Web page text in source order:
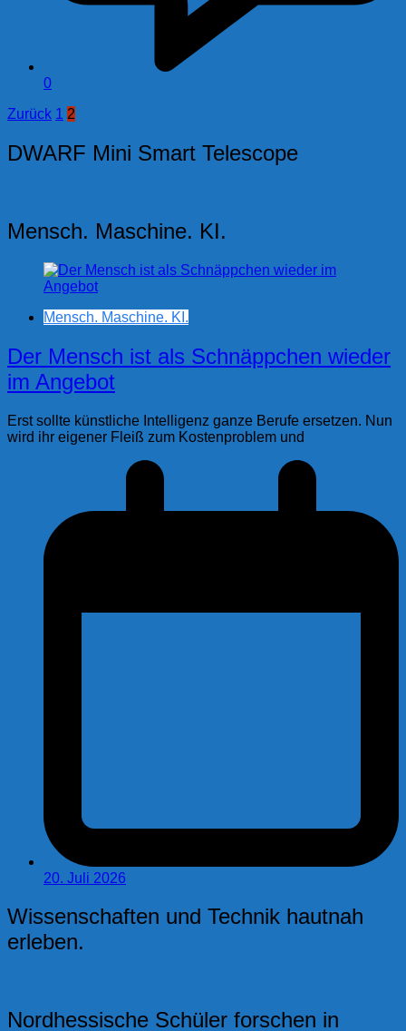
0
Seitennummerierung
der
Beiträge
Zurück 1 2
DWARF Mini Smart Telescope
Mensch. Maschine. KI.
Mensch. Maschine. KI.
Der Mensch ist als Schnäppchen wieder
im Angebot
Erst sollte künstliche Intelligenz ganze Berufe ersetzen. Nun
wird ihr eigener Fleiß zum Kostenproblem und
20. Juli 2026
Wissenschaften und Technik hautnah
erleben.
Nordhessische Schüler forschen in